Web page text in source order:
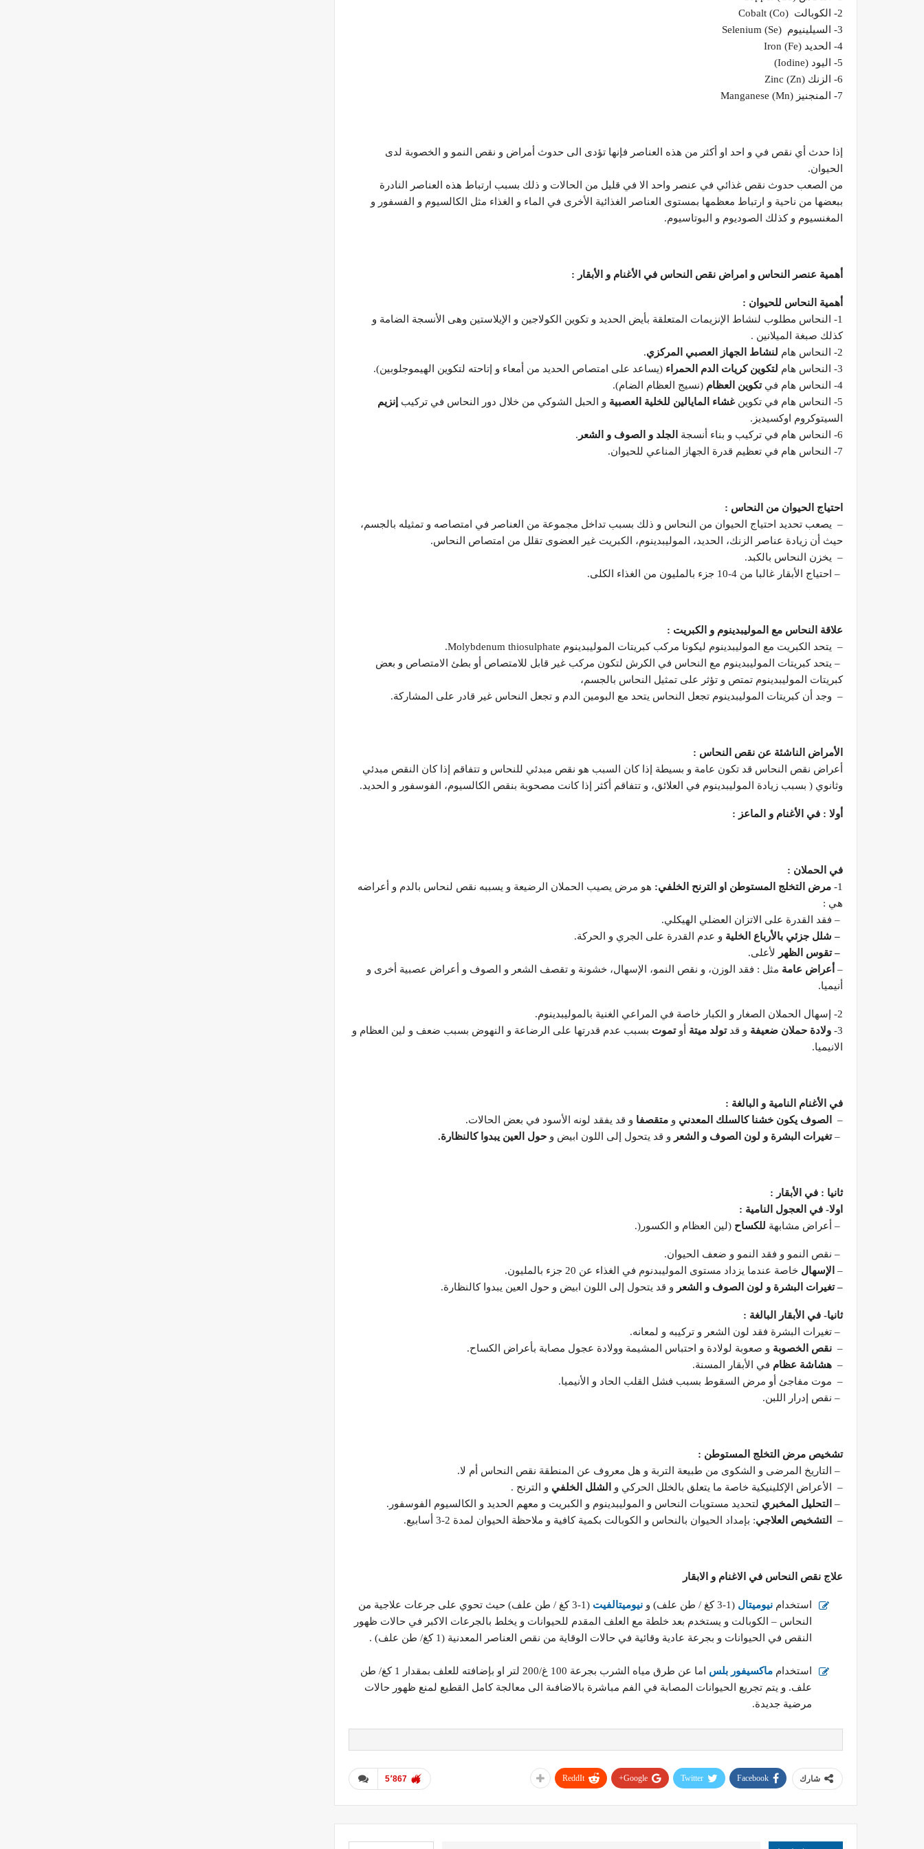
2- الكوبالت (Co) Cobalt
3- السيلينيوم Selenium (Se)
4- الحديد Iron (Fe)
5- اليود (Iodine)
6- الزنك Zinc (Zn)
7- المنجنيز Manganese (Mn)
إذا حدث أي نقص في و احد او أكثر من هذه العناصر فإنها تؤدى الى حدوث أمراض و نقص النمو و الخصوبة لدى
الحيوان.
من الصعب حدوث نقص غذائي في عنصر واحد الا في قليل من الحالات و ذلك بسبب ارتباط هذه العناصر النادرة
ببعضها من ناحية و ارتباط معظمها بمستوى العناصر الغذائية الأخرى في الماء و الغذاء مثل الكالسيوم و الفسفور و
المغنسيوم و كذلك الصوديوم و البوتاسيوم.
أهمية عنصر النحاس و امراض نقص النحاس في الأغنام و الأبقار :
أهمية النحاس للحيوان :
1- النحاس مطلوب لنشاط الإنزيمات المتعلقة بأيض الحديد و تكوين الكولاجين و الإيلاستين وهى الأنسجة الضامة و
كذلك صبغة الميلانين .
2- النحاس هام
لنشاط الجهاز العصبي المركزي.
3- النحاس هام
لتكوين كريات الدم الحمراء (يساعد على امتصاص الحديد من أمعاء و إتاحته لتكوين الهيموجلوبين).
4- النحاس هام في
تكوين العظام (نسيج العظام الضام).
5- النحاس هام في تكوين
غشاء المايالين للخلية العصبية و الحبل الشوكي من خلال دور النحاس في تركيب إنزيم
السيتوكروم اوكسيديز.
6- النحاس هام في تركيب و بناء أنسجة
الجلد و الصوف و الشعر .
7- النحاس هام في تعظيم قدرة الجهاز المناعي للحيوان.
احتياج الحيوان من النحاس :
– يصعب تحديد احتياج الحيوان من النحاس و ذلك بسبب تداخل مجموعة من العناصر في امتصاصه و تمثيله بالجسم،
حيث أن زيادة عناصر الزنك، الحديد، الموليبدينوم، الكبريت غير العضوى تقلل من امتصاص النحاس.
– يخزن النحاس بالكبد.
– احتياج الأبقار غالبا من 4-10 جزء بالمليون من الغذاء الكلى.
علاقة النحاس مع الموليبدينوم و الكبريت :
– يتحد الكبريت مع الموليبدينوم ليكونا مركب كبريتات الموليبدينوم Molybdenum thiosulphate.
– يتحد كبريتات الموليبدينوم مع النحاس في الكرش لتكون مركب غير قابل للامتصاص أو بطئ الامتصاص و بعض
كبريتات الموليبدينوم تمتص و تؤثر على تمثيل النحاس بالجسم،
– وجد أن كبريتات الموليبدينوم تجعل النحاس يتحد مع البومين الدم و تجعل النحاس غير قادر على المشاركة.
الأمراض الناشئة عن نقص النحاس :
أعراض نقص النحاس قد تكون عامة و بسيطة إذا كان السبب هو نقص مبدئي للنحاس و تتفاقم إذا كان النقص مبدئي
وثانوي ( بسبب زيادة الموليبدينوم في العلائق، و تتفاقم أكثر إذا كانت مصحوبة بنقص الكالسيوم، الفوسفور و الحديد.
أولا : في الأغنام و الماعز :
في الحملان :
1-
مرض التخلج المستوطن او الترنح الخلفي: هو مرض يصيب الحملان الرضيعة و يسببه نقص لنحاس بالدم و أعراضه
هي :
– فقد القدرة على الاتزان العضلي الهيكلي.
– شلل جزئي بالأرباع الخلية و عدم القدرة على الجري و الحركة.
–تقوس الظهر
لأعلى.
– أعراض عامة مثل : فقد الوزن، و نقص النمو، الإسهال، خشونة و تقصف الشعر و الصوف و أعراض عصبية أخرى و
أنيميا.
2- إسهال الحملان الصغار و الكبار خاصة في المراعي الغنية بالموليبدينوم.
3- ولادة حملان ضعيفة و قدتولد ميتة أوتموت بسبب عدم قدرتها على الرضاعة و النهوض بسبب ضعف و لين العظام و
الانيميا.
في الأغنام النامية و البالغة :
–
الصوف يكون خشنا كالسلك المعدني و متقصفا و قد يفقد لونه الأسود في بعض الحالات.
–تغيرات البشرة و لون الصوف و الشعر و قد يتحول إلى اللون ابيض و حول العين يبدوا كالنظارة.
ثانيا : في الأبقار :
اولا- في العجول النامية :
– أعراض مشابهة للكساح (لين العظام و الكسور(.
– نقص النمو و فقد النمو و ضعف الحيوان.
– الإسهال خاصة عندما يزداد مستوى الموليبدنوم في الغذاء عن 20 جزء بالمليون.
–تغيرات البشرة و لون الصوف و الشعر و قد يتحول إلى اللون ابيض و حول العين يبدوا كالنظارة.
ثانيا- في الأبقار البالغة :
– تغيرات البشرة فقد لون الشعر و تركيبه و لمعانه.
– نقص الخصوبة و صعوبة لولادة و احتباس المشيمة وولادة عجول مصابة بأعراض الكساح.
– هشاشة عظام في الأبقار المسنة.
– موت مفاجئ أو مرض السقوط بسبب فشل القلب الحاد و الأنيميا.
– نقص إدرار اللبن.
تشخيص مرض التخلج المستوطن :
– التاريخ المرضى و الشكوى من طبيعة التربة و هل معروف عن المنطقة نقص النحاس أم لا.
– الأعراض الإكلينيكية خاصة ما يتعلق بالخلل الحركي و
الشلل الخلفي و الترنح .
– التحليل المخبري لتحديد مستويات النحاس و الموليبدينوم و الكبريت و معهم الحديد و الكالسيوم الفوسفور.
–
التشخيص العلاجي: بإمداد الحيوان بالنحاس و الكوبالت بكمية كافية و ملاحظة الحيوان لمدة 2-3 أسابيع.
علاج نقص النحاس في الاغنام و الابقار
استخدام نيوميتال (1-3 كغ / طن علف) و نيوميتالفيت
(1-3 كغ / طن علف) حيث تحوي على جرعات علاجية من
النحاس – الكوبالت و يستخدم بعد خلطة مع العلف المقدم للحيوانات و يخلط بالجرعات الاكبر في حالات ظهور
النقص في الحيوانات و بجرعة عادية وقائية في حالات الوقاية من نقص العناصر المعدنية (1 كغ/ طن علف) .
استخدام ماكسيفور بلس
اما عن طرق مياه الشرب بجرعة 100 غ/200 لتر او بإضافته للعلف بمقدار 1 كغ/ طن
علف. و يتم تجريع الحيوانات المصابة في الفم مباشرة بالاضافىة الى معالجة كامل القطيع لمنع ظهور حالات
مرضية جديدة.
5٬867 شارك Facebook
Twitter
Google+
ReddIt